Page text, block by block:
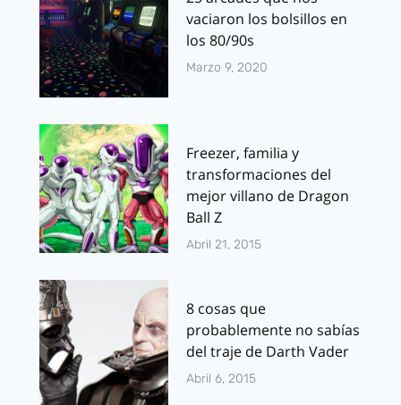
vaciaron los bolsillos en
los 80/90s
Marzo 9, 2020
Freezer, familia y
transformaciones del
mejor villano de Dragon
Ball Z
Abril 21, 2015
8 cosas que
probablemente no sabías
del traje de Darth Vader
Abril 6, 2015